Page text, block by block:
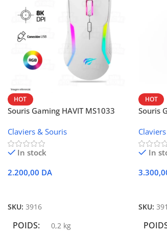
HOT
Souris Gaming HAVIT MS1033
Claviers & Souris
In stock
2.200,00 DA
SKU: 3916
POIDS 0,2 kg
HOT
Souris
In
SKU: